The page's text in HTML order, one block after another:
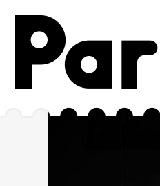
跳到主要內容區塊
網站導覽